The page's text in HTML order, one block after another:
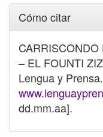
Cómo citar
– EL FOUNTI
Lengua y
dd.mm.aa].